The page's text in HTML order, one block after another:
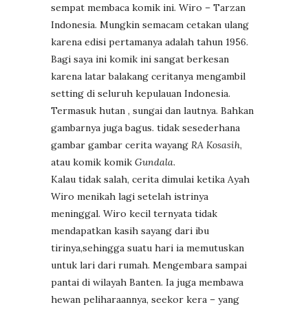
sempat membaca komik ini. Wiro – Tarzan
Indonesia. Mungkin semacam cetakan ulang
karena edisi pertamanya adalah tahun 1956.
Bagi saya ini komik ini sangat berkesan
karena latar balakang ceritanya mengambil
setting di seluruh kepulauan Indonesia.
Termasuk hutan , sungai dan lautnya. Bahkan
gambarnya juga bagus. tidak sesederhana
gambar gambar cerita wayang RA Kosasih,
atau komik komik Gundala.
Kalau tidak salah, cerita dimulai ketika Ayah
Wiro menikah lagi setelah istrinya
meninggal. Wiro kecil ternyata tidak
mendapatkan kasih sayang dari ibu
tirinya,sehingga suatu hari ia memutuskan
untuk lari dari rumah. Mengembara sampai
pantai di wilayah Banten. Ia juga membawa
hewan peliharaannya, seekor kera – yang